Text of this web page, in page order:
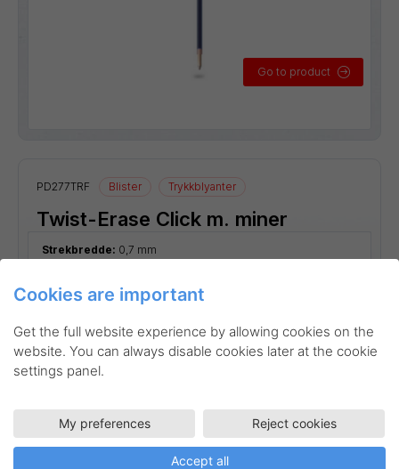
Go to product
PD277TRF Blister Trykkblyanter
Twist-Erase Click m. miner
Strekbredde: 0,7 mm
Cookies are important
Get the full website experience by allowing cookies on the
website. You can always disable cookies later at the cookie
settings panel.
My preferences Reject cookies
Accept all